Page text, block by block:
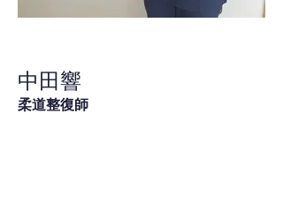
中田響
柔道整復師